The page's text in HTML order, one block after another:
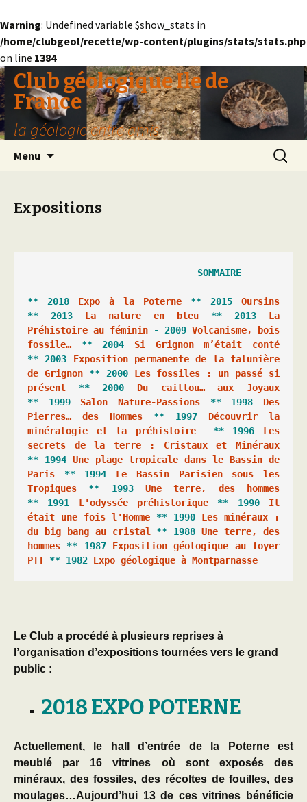
Warning: Undefined variable $show_stats in
/home/clubgeol/recette/wp-content/plugins/stats/stats.php
on line 1384
Club géologique Ile de
France
la géologie entre amis
Menu
Expositions
** 2018 Expo à la Poterne ** 2015 Oursins
** 2013 La nature en bleu ** 2013 La
Préhistoire au féminin - 2009 Volcanisme, bois
fossile… ** 2004 Si Grignon m’était conté
** 2003 Exposition permanente de la falunière
de Grignon ** 2000 Les fossiles : un passé si
présent ** 2000 Du caillou… aux Joyaux
** 1999 Salon Nature-Passions ** 1998 Des
Pierres… des Hommes ** 1997 Découvrir la
minéralogie et la préhistoire
  ** 1996
Les
secrets de la terre : Cristaux et Minéraux
** 1994 Une plage tropicale dans le Bassin de
Paris ** 1994 Le Bassin Parisien sous les
Tropiques ** 1993 Une terre, des hommes
** 1991 L'odyssée préhistorique ** 1990 Il
était une fois l'Homme ** 1990 Les minéraux :
du big bang au cristal ** 1988 Une terre, des
hommes ** 1987 Exposition géologique au foyer
PTT ** 1982 Expo géologique à Montparnasse
Le Club a procédé à plusieurs reprises à
l’organisation d’expositions tournées vers le grand
public :
2018 EXPO POTERNE
Actuellement, le hall d’entrée de la Poterne est
meublé par 16 vitrines où sont exposés des
minéraux, des fossiles, des récoltes de fouilles, des
moulages…Aujourd’hui 13 de ces vitrines bénéficie